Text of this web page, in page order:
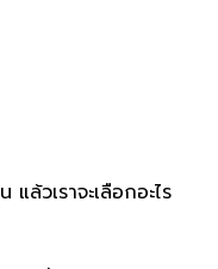
วเราจะเลือกอะไร